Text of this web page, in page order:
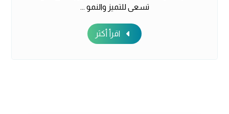
تسعى للتميز والنمو ...
اقرأ أكثر